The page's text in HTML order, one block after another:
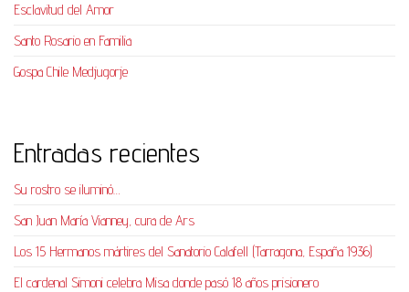
Esclavitud del Amor
Santo Rosario en Familia
Gospa Chile Medjugorje
Entradas recientes
Su rostro se iluminó…
San Juan María Vianney, cura de Ars
Los 15 Hermanos mártires del Sanatorio Calafell (Tarragona, España 1936)
El cardenal Simoni celebra Misa donde pasó 18 años prisionero